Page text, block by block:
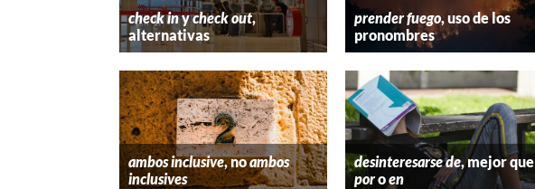
check inycheck out,
alternativas
prender fuego, uso de los
pronombres
ambos inclusive, noambos
inclusives
desinteresarse de, mejor que
poroen